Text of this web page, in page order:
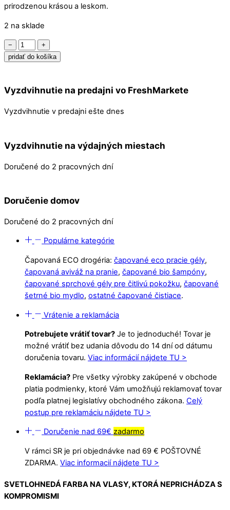
prirodzenou krásou a leskom.
2 na sklade
−
množstvo
HENNA,
AMLA
-
na
vlasy
+
pridať do košíka
Vyzdvihnutie na predajni vo FreshMarkete
Vyzdvihnutie v predajni ešte dnes
Vyzdvihnutie na výdajných miestach
Doručené do 2 pracovných dní
Doručenie domov
Doručené do 2 pracovných dní
Populárne kategórie
Čapovaná ECO drogéria: čapované eco pracie gély,
čapovaná aviváž na pranie, čapované bio šampóny,
čapované sprchové gély pre čitlivú pokožku, čapované
šetrné bio mydlo, ostatné čapované čistiace.
Vrátenie a reklamácia
Potrebujete vrátiť tovar? Je to jednoduché! Tovar je
možné vrátiť bez udania dôvodu do 14 dní od dátumu
doručenia tovaru. Viac informácií nájdete TU >
Reklamácia? Pre všetky výrobky zakúpené v obchode
platia podmienky, ktoré Vám umožňujú reklamovať tovar
podľa platnej legislatívy obchodného zákona. Celý
postup pre reklamáciu nájdete TU >
Doručenie nad 69€zadarmo
V rámci SR je pri objednávke nad 69 € POŠTOVNÉ
ZDARMA. Viac informacií nájdete TU >
SVETLOHNEDÁ FARBA NA VLASY, KTORÁ NEPRICHÁDZA S
KOMPROMISMI